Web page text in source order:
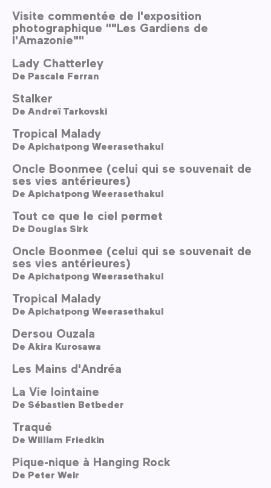
Visite commentée de l'exposition
photographique ""Les Gardiens de
l'Amazonie""
Lady Chatterley
De Pascale Ferran
Stalker
De Andreï Tarkovski
Tropical Malady
De Apichatpong Weerasethakul
Oncle Boonmee (celui qui se souvenait de
ses vies antérieures)
De Apichatpong Weerasethakul
Tout ce que le ciel permet
De Douglas Sirk
Oncle Boonmee (celui qui se souvenait de
ses vies antérieures)
De Apichatpong Weerasethakul
Tropical Malady
De Apichatpong Weerasethakul
Dersou Ouzala
De Akira Kurosawa
Les Mains d'Andréa
La Vie lointaine
De Sébastien Betbeder
Traqué
De William Friedkin
Pique-nique à Hanging Rock
De Peter Weir